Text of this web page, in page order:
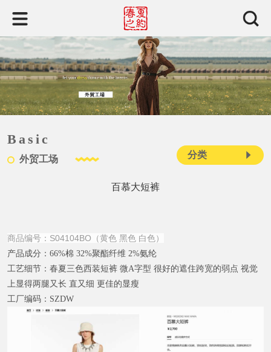
Basic
外贸工场 分类
百慕大短裤
商品编号：S04104BO（黄色 黑色 白色）
产品成分： 66%棉 32%聚酯纤维 2%氨纶
工艺细节： 春夏三色西装短裤 微A字型 很好的遮住跨宽的弱点 视觉
上显得两腿又长 直又细 更佳的显瘦
工厂编码： SZDW